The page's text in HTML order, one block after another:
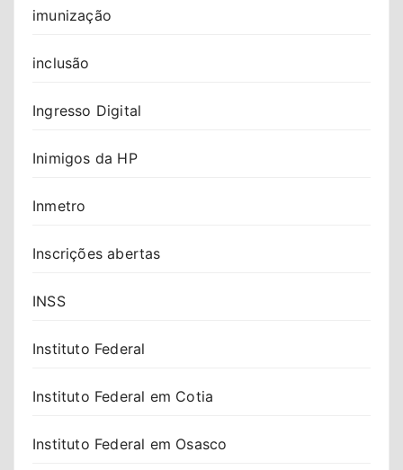
imunização
inclusão
Ingresso Digital
Inimigos da HP
Inmetro
Inscrições abertas
INSS
Instituto Federal
Instituto Federal em Cotia
Instituto Federal em Osasco